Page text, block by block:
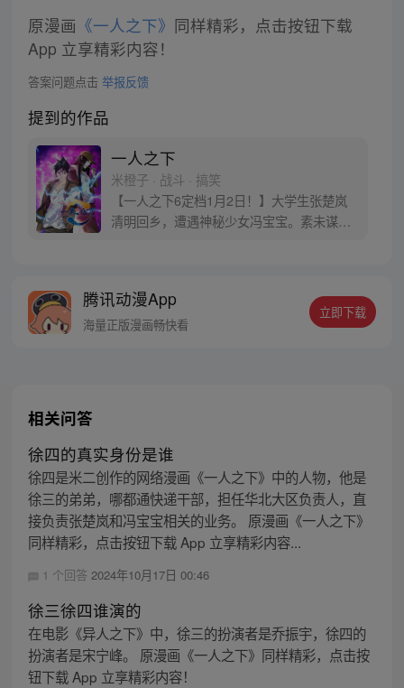
原漫画 《一人之下》 同样精彩，点击按钮下载
App 立享精彩内容！
答案问题点击 举报反馈
提到的作品
一人之下
米橙子 · 战斗 · 搞笑
【一人之下6定档1月2日！】大学生张楚岚
清明回乡，遭遇神秘少女冯宝宝。素未谋面
密，张楚岚的生活被彻底颠覆，与冯宝宝一
同踏上“异人”之旅。
腾讯动漫App
海量正版漫画畅快看
立即下载
相关问答
徐四的真实身份是谁
徐四是米二创作的网络漫画《一人之下》中的人物，他是
徐三的弟弟，哪都通快递干部，担任华北大区负责人，直
接负责张楚岚和冯宝宝相关的业务。 原漫画《一人之下》
同样精彩，点击按钮下载 App 立享精彩内容...
1 个回答 2024年10月17日 00:46
徐三徐四谁演的
在电影《异人之下》中，徐三的扮演者是乔振宇，徐四的
扮演者是宋宁峰。 原漫画《一人之下》同样精彩，点击按
钮下载 App 立享精彩内容！